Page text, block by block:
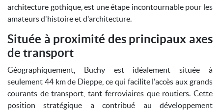
architecture gothique, est une étape incontournable pour les
amateurs d'histoire et d'architecture.
Située à proximité des principaux axes
de transport
Géographiquement, Buchy est idéalement située à
seulement 44 km de Dieppe, ce qui facilite l'accès aux grands
courants de transport, tant ferroviaires que routiers. Cette
position stratégique a contribué au développement